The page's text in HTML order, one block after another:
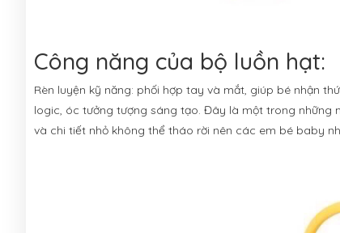
Công năng của bộ luồn hạt:
Rèn luyện kỹ năng: phối hợp tay và mắt, giúp bé nhận
logic, óc tưởng tượng sáng tạo. Đây là một trong những
và chi tiết nhỏ không thể tháo rời nên các em bé baby